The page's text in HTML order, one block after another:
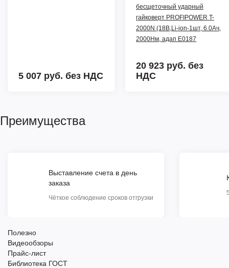
5 007 руб. без НДС
бесщеточный ударный
гайковерт PROFIPOWER T-
2000N (18В,Li-ion-1шт, 6.0Ач,
2000Нм, адап E0187
20 923 руб. без
НДС
Преимущества
Выставление счета в день
заказа
Чёткое соблюдение сроков отгрузки
Полезно
Видеообзоры
Прайс-лист
Библиотека ГОСТ